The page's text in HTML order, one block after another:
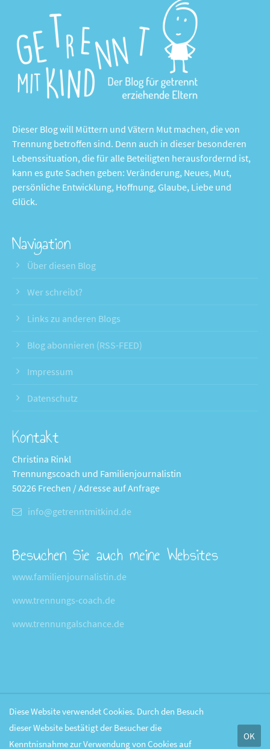
Dieser Blog will Müttern und Vätern Mut machen, die von
Trennung betroffen sind. Denn auch in dieser besonderen
Lebenssituation, die für alle Beteiligten herausfordernd ist,
kann es gute Sachen geben: Veränderung, Neues, Mut,
persönliche Entwicklung, Hoffnung, Glaube, Liebe und
Glück.
Navigation
Über diesen Blog
Wer schreibt?
Links zu anderen Blogs
Blog abonnieren (RSS-FEED)
Impressum
Datenschutz
Kontakt
Christina Rinkl
Trennungscoach und Familienjournalistin
50226 Frechen / Adresse auf Anfrage
info@getrenntmitkind.de
Besuchen Sie auch meine Websites
www.familienjournalistin.de
www.trennungs-coach.de
www.trennungalschance.de
Diese Website verwendet Cookies. Durch den Besuch
dieser Website bestätigt der Besucher die
Kenntnisnahme zur Verwendung von Cookies auf
OK